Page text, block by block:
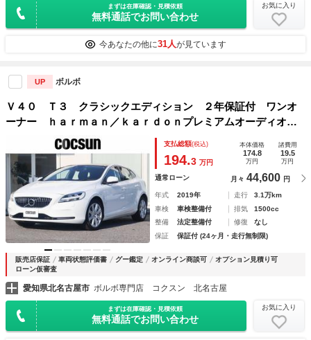
まずは在庫確認・見積依頼
無料通話でお問い合わせ
お気に入り
今あなたの他に31人が見ています
UP ボルボ
Ｖ４０ Ｔ３ クラシックエディション ２年保証付 ワンオ
ーナー ｈａｒｍａｎ／ｋａｒｄｏｎプレミアムオーディオ
パノラマガラスルーフ モダンウッドパネル オフブラック本
革シート パワーシート シートヒーター アイドリングスト
ップ 禁煙車
支払総額(税込)
194.3 万円
本体価格
174.8
万円
諸費用
19.5
万円
通常ローン 月々 44,600 円
年式 2019年 走行
3.1万km
車検
車検整備付 排気
1500cc
整備
法定整備付 修復
なし
保証
保証付 (24ヶ月・走行無制限)
販売店保証 車両状態評価書 グー鑑定 オンライン商談可
オプション見積り可
ローン仮審査
愛知県北名古屋市 ボルボ専門店 コクスン 北名古屋
まずは在庫確認・見積依頼
無料通話でお問い合わせ
お気に入り